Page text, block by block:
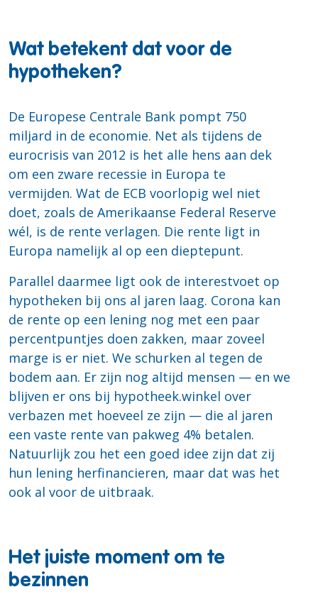
Wat betekent dat voor de
hypotheken?
De Europese Centrale Bank pompt 750
miljard in de economie. Net als tijdens de
eurocrisis van 2012 is het alle hens aan dek
om een zware recessie in Europa te
vermijden. Wat de ECB voorlopig wel niet
doet, zoals de Amerikaanse Federal Reserve
wél, is de rente verlagen. Die rente ligt in
Europa namelijk al op een dieptepunt.
Parallel daarmee ligt ook de interestvoet op
hypotheken bij ons al jaren laag. Corona kan
de rente op een lening nog met een paar
percentpuntjes doen zakken, maar zoveel
marge is er niet. We schurken al tegen de
bodem aan. Er zijn nog altijd mensen — en we
blijven er ons bij hypotheek.winkel over
verbazen met hoeveel ze zijn — die al jaren
een vaste rente van pakweg 4% betalen.
Natuurlijk zou het een goed idee zijn dat zij
hun lening herfinancieren, maar dat was het
ook al voor de uitbraak.
Het juiste moment om te
bezinnen